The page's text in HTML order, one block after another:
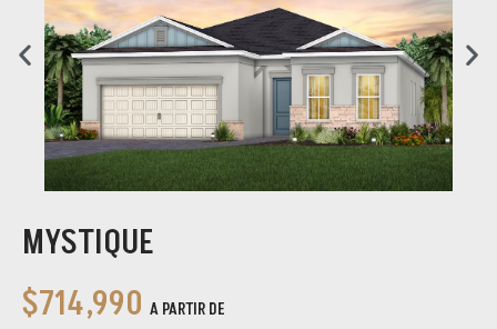
MYSTIQUE
$714,990 A PARTIR DE